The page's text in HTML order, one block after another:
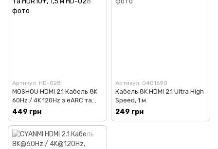
Артикул: HD-028
MOSHOU HDMI 2.1 Кабель 8K
60Hz / 4K 120Hz з eARC та
HDR10+, 1,5 м
449 грн
Артикул: 0401690
Кабель 8K HDMI 2.1 Ultra High
Speed, 1 м
249 грн